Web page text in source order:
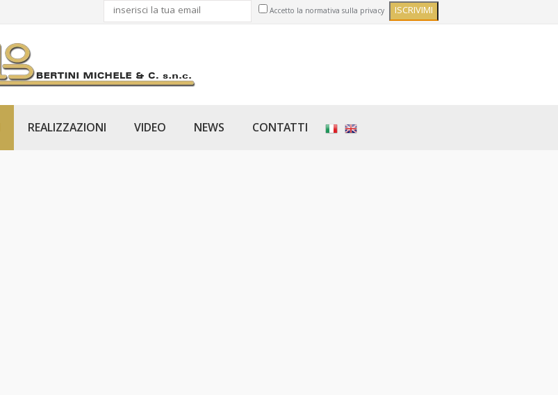
Accetto la normativa sulla privacy
REALIZZAZIONI VIDEO NEWS CONTATTI